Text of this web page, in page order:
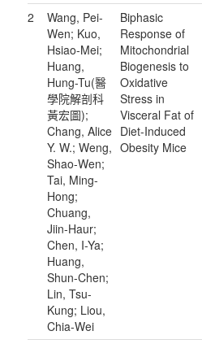
2
Wang, Pei-
Wen; Kuo,
Hsiao-Mei;
Huang,
Hung-Tu(醫
學院解剖科
黃宏圖);
Chang, Alice
Y. W.; Weng,
Shao-Wen;
Tai, Ming-
Hong;
Chuang,
Jiin-Haur;
Chen, I-Ya;
Huang,
Shun-Chen;
Lin, Tsu-
Kung; Liou,
Chia-Wei
Biphasic
Response of
Mitochondrial
Biogenesis to
Oxidative
Stress in
Visceral Fat of
Diet-Induced
Obesity Mice